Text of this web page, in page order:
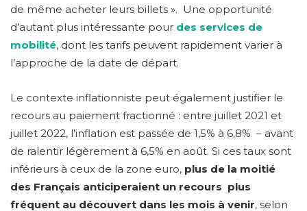
de même acheter leurs billets ». Une opportunité
d’autant plus intéressante pour des services de
mobilité, dont les tarifs peuvent rapidement varier à
l’approche de la date de départ.
Le contexte inflationniste peut également justifier le
recours au paiement fractionné : entre juillet 2021 et
juillet 2022, l’inflation est passée de 1,5% à 6,8% – avant
de ralentir légèrement à 6,5% en août. Si ces taux sont
inférieurs à ceux de la zone euro, plus de la moitié
des Français anticiperaient un recours plus
fréquent au découvert dans les mois à venir, selon